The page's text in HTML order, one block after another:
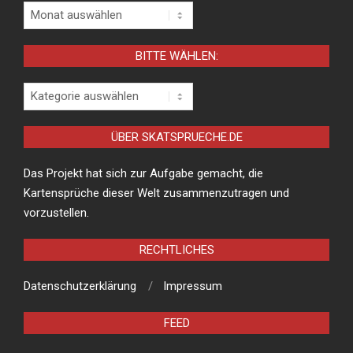
Archiv
BITTE WÄHLEN:
Bitte
wählen:
ÜBER SKATSPRUECHE.DE
Das Projekt hat sich zur Aufgabe gemacht, die
Kartensprüche dieser Welt zusammenzutragen und
vorzustellen.
RECHTLICHES
Datenschutzerklärung Impressum
FEED